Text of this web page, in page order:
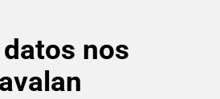
nos
avalan